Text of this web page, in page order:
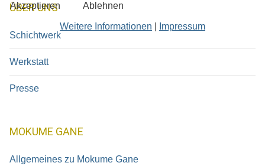
ÜBER UNS
Schichtwerk
Werkstatt
Presse
MOKUME GANE
Allgemeines zu Mokume Gane
Akzeptieren Ablehnen
Weitere Informationen Impressum